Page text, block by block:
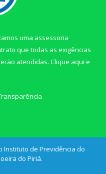
uma assessoria
que todas as exigências
atendidas. Clique aqui e
Instituto de Previdência do
do Piriá.